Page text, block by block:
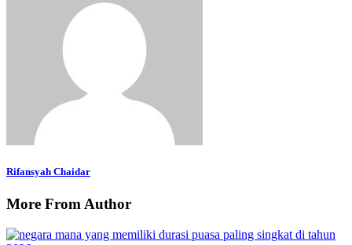
Rifansyah Chaidar
More From Author